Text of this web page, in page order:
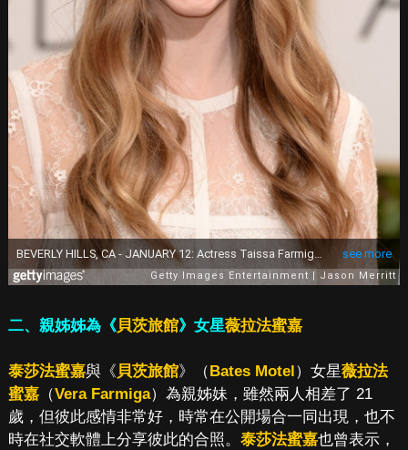
二、親姊姊為《貝茨旅館》女星薇拉法蜜嘉
泰莎法蜜嘉與《 貝茨旅館》（ Bates Motel ）女星薇拉法
蜜嘉（Vera Farmiga）為親姊妹，雖然兩人相差了 21
歲，但彼此感情非常好，時常在公開場合一同出現，也不
時在社交軟體上分享彼此的合照。 泰莎法蜜嘉也曾表示，